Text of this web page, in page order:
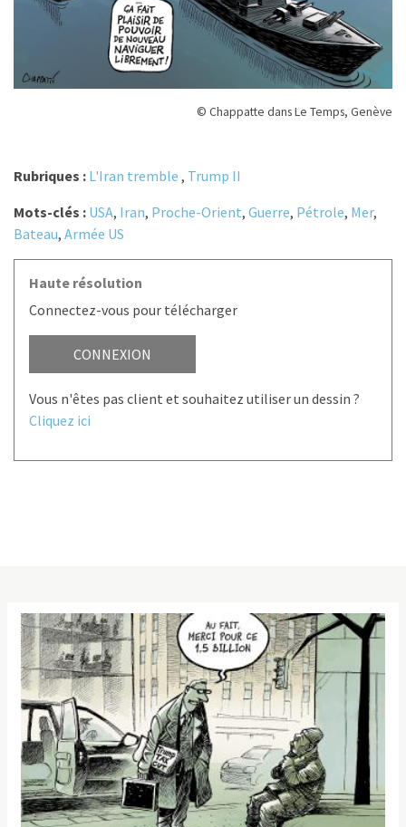
© Chappatte dans Le Temps, Genève
Rubriques : L'Iran tremble , Trump II
Mots-clés : USA, Iran, Proche-Orient, Guerre, Pétrole, Mer,
Bateau, Armée US
Haute résolution
Connectez-vous pour télécharger
CONNEXION
Vous n'êtes pas client et souhaitez utiliser un dessin ?
Cliquez ici